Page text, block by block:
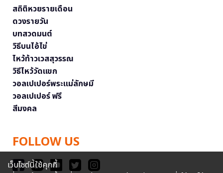
สถิติหวยรายเดือน
ดวงรายวัน
บทสวดมนต์
วิธีบนไอ้ไข่
ไหว้ท้าวเวสสุวรรณ
วิธีไหว้วัดแขก
วอลเปเปอร์พระแม่ลักษมี
วอลเปเปอร์ ฟรี
สีมงคล
FOLLOW US
เว็บไซต์นี้ใช้คุกกี้